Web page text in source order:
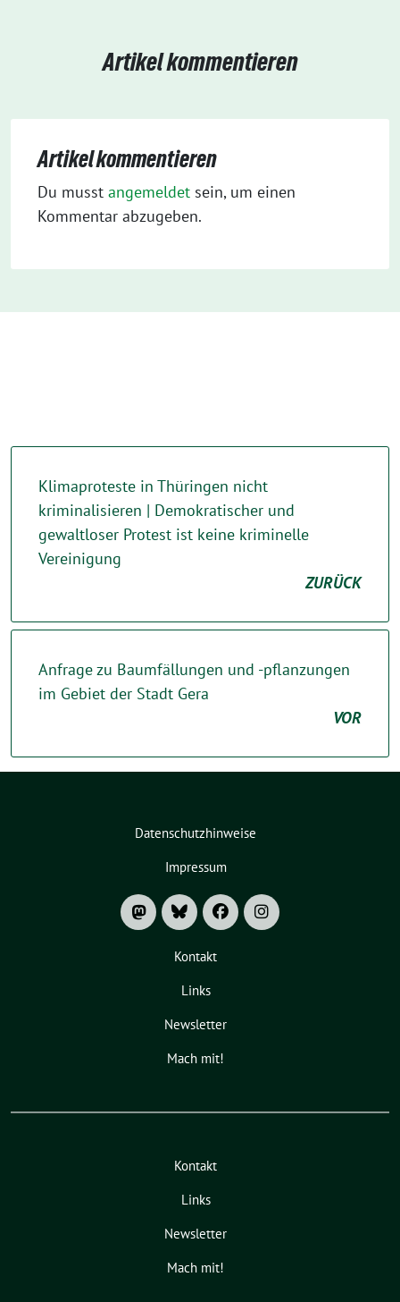
Artikel kommentieren
Artikel kommentieren
Du musst angemeldet sein, um einen
Kommentar abzugeben.
Klimaproteste in Thüringen nicht
kriminalisieren | Demokratischer und
gewaltloser Protest ist keine kriminelle
Vereinigung
ZURÜCK
Anfrage zu Baumfällungen und -pflanzungen
im Gebiet der Stadt Gera
VOR
Datenschutzhinweise
Impressum
Kontakt
Links
Newsletter
Mach mit!
Kontakt
Links
Newsletter
Mach mit!